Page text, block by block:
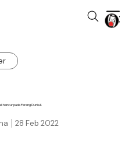
hancur pada Perang Dunia II.
28 Feb 2022